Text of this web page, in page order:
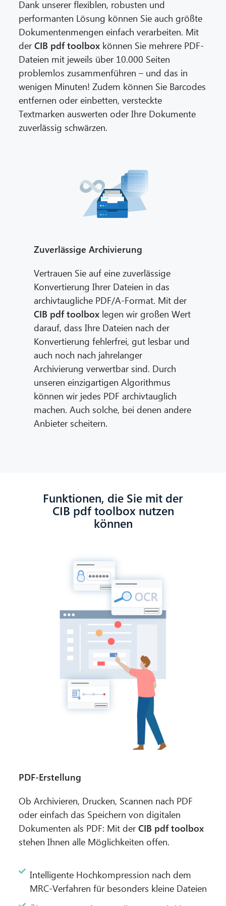
Dank unserer flexiblen, robusten und
performanten Lösung können Sie auch größte
Dokumentenmengen einfach verarbeiten. Mit
derCIB pdf toolboxkönnen Sie mehrere PDF-
Dateien mit jeweils über 10.000 Seiten
problemlos zusammenführen – und das in
wenigen Minuten! Zudem können Sie Barcodes
entfernen oder einbetten, versteckte
Textmarken auswerten oder Ihre Dokumente
zuverlässig schwärzen.
Zuverlässige Archivierung
Vertrauen Sie auf eine zuverlässige
Konvertierung Ihrer Dateien in das
archivtaugliche PDF/A-Format. Mit der
CIB pdf toolboxlegen wir großen Wert
darauf, dass Ihre Dateien nach der
Konvertierung fehlerfrei, gut lesbar und
auch noch nach jahrelanger
Archivierung verwertbar sind. Durch
unseren einzigartigen Algorithmus
können wir jedes PDF archivtauglich
machen. Auch solche, bei denen andere
Anbieter scheitern.
Funktionen, die Sie mit der
CIB pdf toolbox nutzen
können
PDF-Erstellung
Ob Archivieren, Drucken, Scannen nach PDF
oder einfach das Speichern von digitalen
Dokumenten als PDF: Mit derCIB pdf toolbox
stehen Ihnen alle Möglichkeiten offen.
Intelligente Hochkompression nach dem
MRC-Verfahren für besonders kleine Dateien